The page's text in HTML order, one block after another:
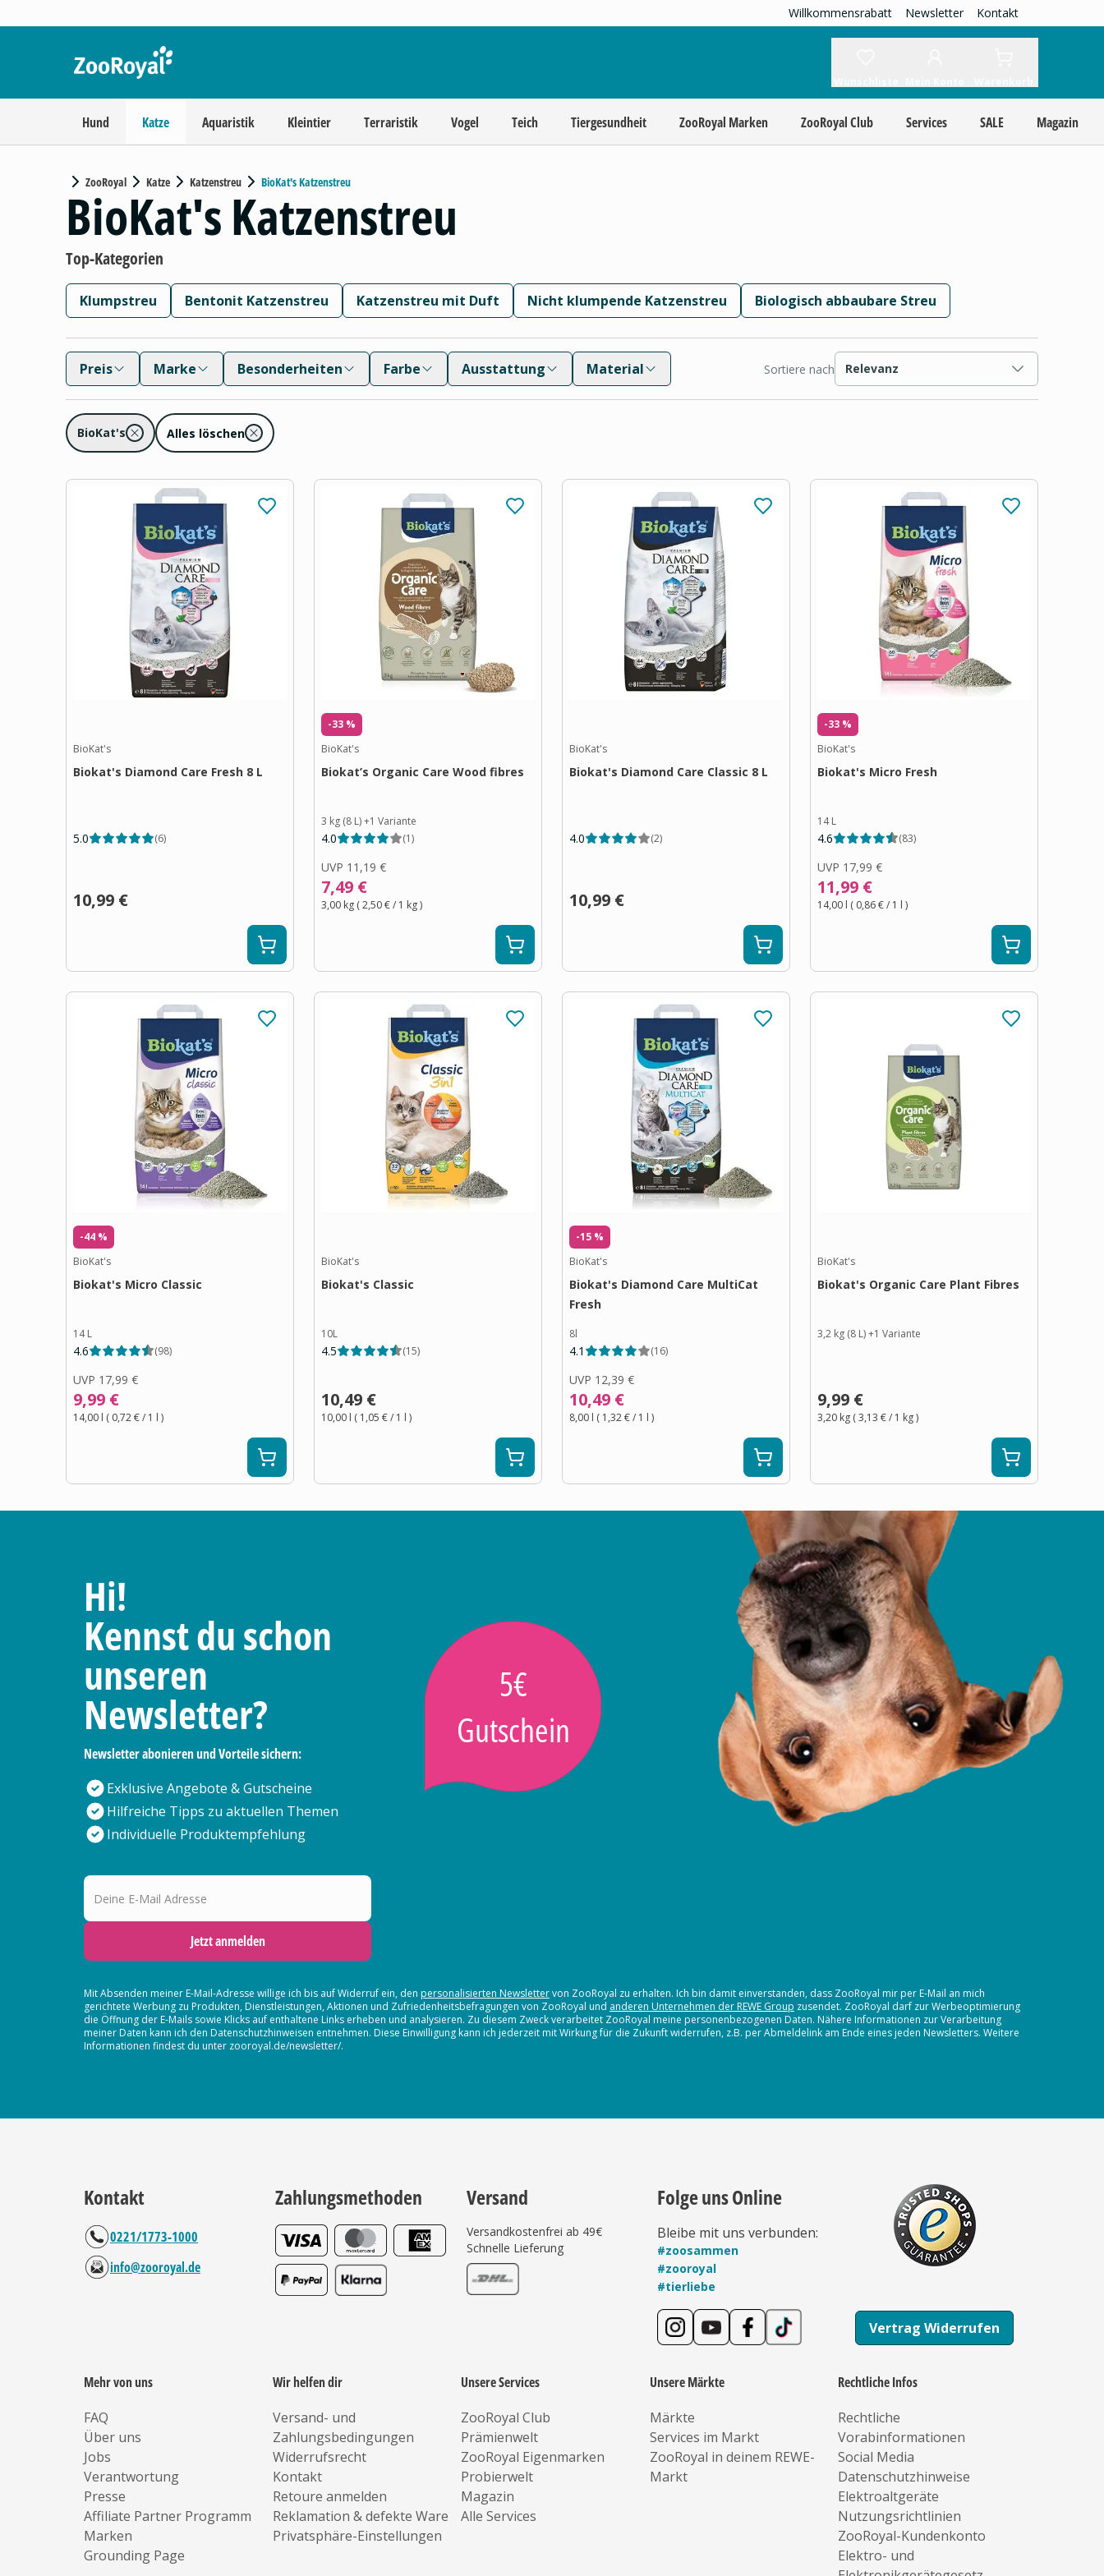
Willkommensrabatt Newsletter Kontakt
Hund Katze Aquaristik Kleintier Terraristik Vogel Teich Tiergesundheit ZooRoyal Marken ZooRoyal Club Services SALE Magazin
ZooRoyal Katze Katzenstreu BioKat's Katzenstreu
BioKat's Katzenstreu
Top-Kategorien
Klumpstreu Bentonit Katzenstreu Katzenstreu mit Duft Nicht klumpende Katzenstreu Biologisch abbaubare Streu
Preis Marke Besonderheiten Farbe Ausstattung Material Sortiere nach Relevanz
BioKat's Alles löschen
BioKat's
Biokat's Diamond Care Fresh 8 L
5.0 (6)
10,99 €
-33 %
BioKat's
Biokat’s Organic Care Wood fibres
3 kg (8 L)+1 Variante
4.0 (1)
UVP 11,19 €
7,49 €
3,00 kg (2,50 €/ 1 kg)
BioKat's
Biokat's Diamond Care Classic 8 L
4.0 (2)
10,99 €
-33 %
BioKat's
Biokat's Micro Fresh
14 L
4.6 (83)
UVP 17,99 €
11,99 €
14,00 l ( 0,86 €/ 1 l )
-44 %
BioKat's
Biokat's Micro Classic
14 L
4.6 (98)
UVP 17,99 €
9,99 €
14,00 l ( 0,72 €/ 1 l )
BioKat's
Biokat's Classic
10L
4.5 (15)
10,49 €
10,00 l ( 1,05 €/ 1 l )
-15 %
BioKat's
Biokat's Diamond Care MultiCat
Fresh
8l
4.1 (16)
UVP 12,39 €
10,49 €
8,00 l ( 1,32 €/ 1 l )
BioKat's
Biokat's Organic Care Plant Fibres
3,2 kg (8 L)+1 Variante
9,99 €
3,20 kg (3,13 €/ 1 kg)
Hi!
Kennst du schon
unseren
Newsletter?
Newsletter abonieren und Vorteile sichern:
Exklusive Angebote & Gutscheine
Hilfreiche Tipps zu aktuellen Themen
Individuelle Produktempfehlung
5€
Gutschein
Deine E-Mail Adresse
Jetzt anmelden
Mit Absenden meiner E-Mail-Adresse willige ich bis auf Widerruf ein, den personalisierten Newslettervon ZooRoyal zu erhalten. Ich bin damit einverstanden, dass ZooRoyal mir per E-Mail an mich
gerichtete Werbung zu Produkten, Dienstleistungen, Aktionen und Zufriedenheitsbefragungen von ZooRoyal und anderen Unternehmen der REWE Group zusendet. ZooRoyal darf zur Werbeoptimierung
die Öffnung der E-Mails sowie Klicks auf enthaltene Links erheben und analysieren. Zu diesem Zweck verarbeitet ZooRoyal meine personenbezogenen Daten. Nähere Informationen zur Verarbeitung
meiner Daten kann ich den Datenschutzhinweisen entnehmen. Diese Einwilligung kann ich jederzeit mit Wirkung für die Zukunft widerrufen, z.B. per Abmeldelink am Ende eines jeden Newsletters. Weitere
Informationen findest du unter zooroyal.de/newsletter/.
Kontakt
0221/1773-1000
info@zooroyal.de
Zahlungsmethoden Versand
Versandkostenfrei ab 49€
Schnelle Lieferung
Folge uns Online
Bleibe mit uns verbunden:
#zoosammen
#zooroyal
#tierliebe
Vertrag Widerrufen
Mehr von uns
FAQ
Über uns
Jobs
Verantwortung
Presse
Affiliate Partner Programm
Marken
Grounding Page
Wir helfen dir
Versand- und
Zahlungsbedingungen
Widerrufsrecht
Kontakt
Retoure anmelden
Reklamation & defekte Ware
Privatsphäre-Einstellungen
Unsere Services
ZooRoyal Club
Prämienwelt
ZooRoyal Eigenmarken
Probierwelt
Magazin
Alle Services
Unsere Märkte
Märkte
Services im Markt
ZooRoyal in deinem REWE-
Markt
Rechtliche Infos
Rechtliche
Vorabinformationen
Social Media
Datenschutzhinweise
Elektroaltgeräte
Nutzungsrichtlinien
ZooRoyal-Kundenkonto
Elektro- und